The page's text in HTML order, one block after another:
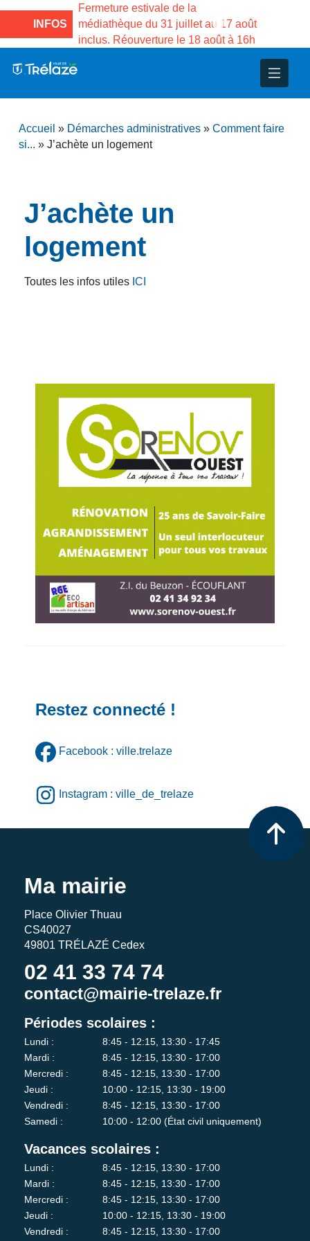
INFOS
la Maison des
de Gama du
Fermeture estivale de la
médiathèque du 31 juillet au 17 août
inclus. Réouverture le 18 août à 16h
et d’animations
Projets
– Jumelage
Accueil » Démarches administratives » Comment faire
si... » J’achète un logement
J’achète un
logement
Toutes les infos utiles ICI
Restez connecté !
Facebook : ville.trelaze
Instagram : ville_de_trelaze
Ma mairie
Place Olivier Thuau
CS40027
49801 TRÉLAZÉ Cedex
02 41 33 74 74
contact@mairie-trelaze.fr
Périodes scolaires :
Lundi :
8:45 - 12:15, 13:30 - 17:45
Mardi :
8:45 - 12:15, 13:30 - 17:00
Mercredi :
8:45 - 12:15, 13:30 - 17:00
Jeudi :
10:00 - 12:15, 13:30 - 19:00
Vendredi :
8:45 - 12:15, 13:30 - 17:00
Samedi :
10:00 - 12:00 (État civil uniquement)
Vacances scolaires :
Lundi :
8:45 - 12:15, 13:30 - 17:00
Mardi :
8:45 - 12:15, 13:30 - 17:00
Mercredi :
8:45 - 12:15, 13:30 - 17:00
Jeudi :
10:00 - 12:15, 13:30 - 19:00
Vendredi :
8:45 - 12:15, 13:30 - 17:00